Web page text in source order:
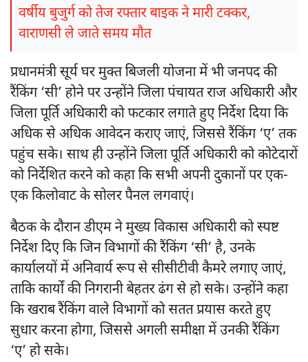
वर्षीय बुजुर्ग को तेज रफ्तार बाइक ने मारी टक्कर,
वाराणसी ले जाते समय मौत
प्रधानमंत्री सूर्य घर मुक्त बिजली योजना में भी जनपद की
रैंकिंग ‘सी’ होने पर उन्होंने जिला पंचायत राज अधिकारी और
जिला पूर्ति अधिकारी को फटकार लगाते हुए निर्देश दिया कि
अधिक से अधिक आवेदन कराए जाएं, जिससे रैंकिंग ‘ए’ तक
पहुंच सके। साथ ही उन्होंने जिला पूर्ति अधिकारी को कोटेदारों
को निर्देशित करने को कहा कि सभी अपनी दुकानों पर एक-
एक किलोवाट के सोलर पैनल लगवाएं।
बैठक के दौरान डीएम ने मुख्य विकास अधिकारी को स्पष्ट
निर्देश दिए कि जिन विभागों की रैंकिंग ‘सी’ है, उनके
कार्यालयों में अनिवार्य रूप से सीसीटीवी कैमरे लगाए जाएं,
ताकि कार्यों की निगरानी बेहतर ढंग से हो सके। उन्होंने कहा
कि खराब रैंकिंग वाले विभागों को सतत प्रयास करते हुए
सुधार करना होगा, जिससे अगली समीक्षा में उनकी रैंकिंग
‘ए’ हो सके।